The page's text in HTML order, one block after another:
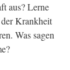
aus? Lerne
Krankheit
Was sagen